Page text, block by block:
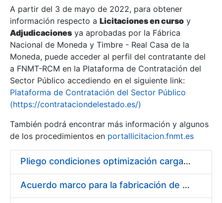
Mostrar/Ocultar
A partir del 3 de mayo de 2022, para obtener
información respecto a Licitaciones en curso y
Adjudicaciones ya aprobadas por la Fábrica
Nacional de Moneda y Timbre - Real Casa de la
Moneda, puede acceder al perfil del contratante del
a FNMT-RCM en la Plataforma de Contratación del
Sector Público accediendo en el siguiente link:
Plataforma de Contratación del Sector Público
(https://contrataciondelestado.es/)
También podrá encontrar más información y algunos
de los procedimientos en portallicitacion.fnmt.es
Pliego condiciones optimización cargas compras firmado
Acuerdo marco para la fabricación de piezas